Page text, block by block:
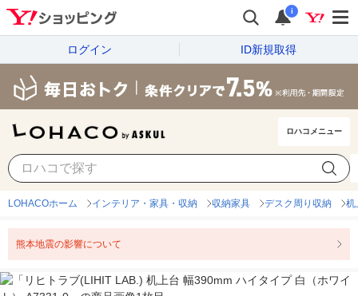
i
ログイン ID新規取得
ロハコメニュー
LOHACOホーム インテリア・家具・収納 収納家具 デスク周り収納 机
熊本地震の影響について